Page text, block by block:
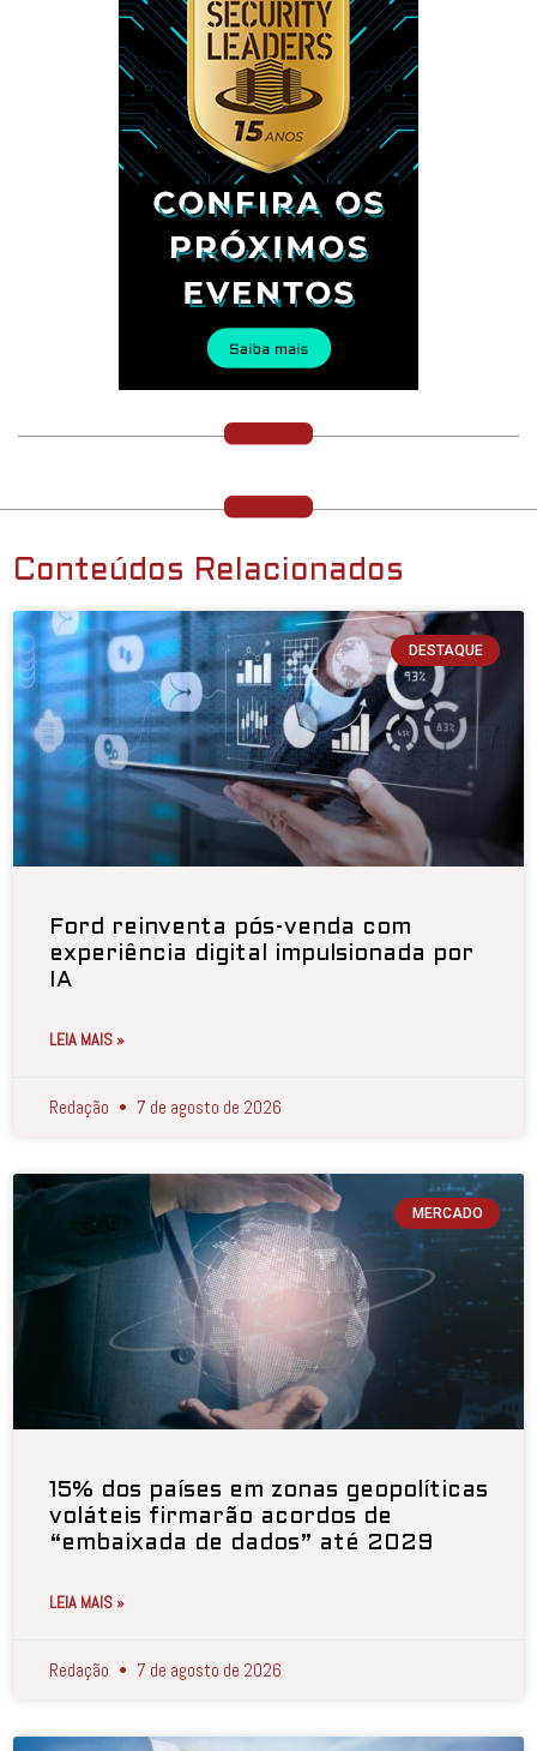
Conteúdos Relacionados
DESTAQUE
Ford reinventa pós-venda com
experiência digital impulsionada por
IA
LEIA MAIS »
Redação 7 de agosto de 2026
MERCADO
15% dos países em zonas geopolíticas
voláteis firmarão acordos de
“embaixada de dados” até 2029
LEIA MAIS »
Redação 7 de agosto de 2026